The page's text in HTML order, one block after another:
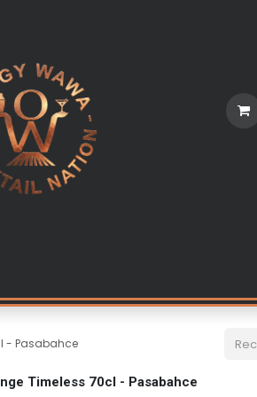
- Pasabahce
Timeless 70cl - Pasabahce